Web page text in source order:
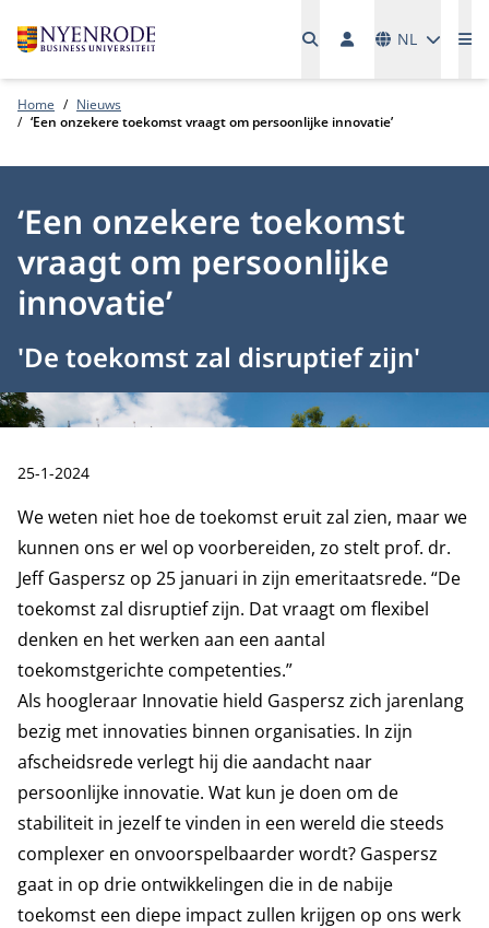
NL
Home
Nieuws
‘Een onzekere toekomst vraagt om persoonlijke innovatie’
‘Een onzekere toekomst
vraagt om persoonlijke
innovatie’
'De toekomst zal disruptief zijn'
Publicatiedatum:
25-1-2024
We weten niet hoe de toekomst eruit zal zien, maar we
kunnen ons er wel op voorbereiden, zo stelt prof. dr.
Jeff Gaspersz op 25 januari in zijn emeritaatsrede. “De
toekomst zal disruptief zijn. Dat vraagt om flexibel
denken en het werken aan een aantal
toekomstgerichte competenties.”
Als hoogleraar Innovatie hield Gaspersz zich jarenlang
bezig met innovaties binnen organisaties. In zijn
afscheidsrede verlegt hij die aandacht naar
persoonlijke innovatie. Wat kun je doen om de
stabiliteit in jezelf te vinden in een wereld die steeds
complexer en onvoorspelbaarder wordt? Gaspersz
gaat in op drie ontwikkelingen die in de nabije
toekomst een diepe impact zullen krijgen op ons werk